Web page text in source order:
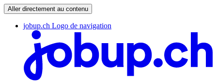
Aller directement au contenu
jobup.ch Logo de navigation